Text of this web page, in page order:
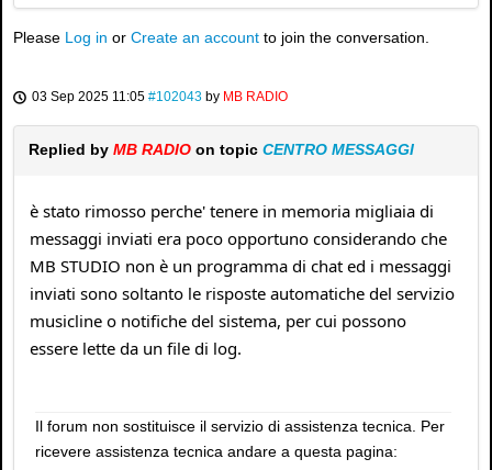
Please Log in or Create an account to join the conversation.
03 Sep 2025 11:05 #102043 by MB RADIO
Replied by MB RADIO on topic CENTRO MESSAGGI
è stato rimosso perche' tenere in memoria migliaia di
messaggi inviati era poco opportuno considerando che
MB STUDIO non è un programma di chat ed i messaggi
inviati sono soltanto le risposte automatiche del servizio
musicline o notifiche del sistema, per cui possono
essere lette da un file di log.
Il forum non sostituisce il servizio di assistenza tecnica. Per
ricevere assistenza tecnica andare a questa pagina: